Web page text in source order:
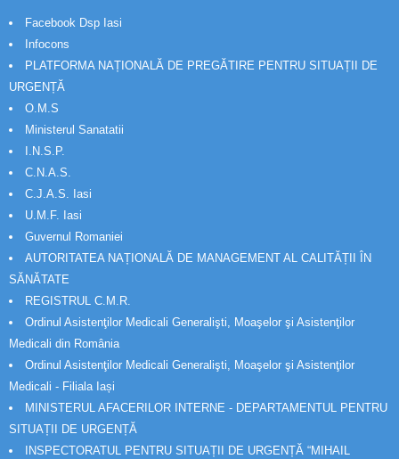
Facebook Dsp Iasi
Infocons
PLATFORMA NAȚIONALĂ DE PREGĂTIRE PENTRU SITUAȚII DE
URGENȚĂ
O.M.S
Ministerul Sanatatii
I.N.S.P.
C.N.A.S.
C.J.A.S. Iasi
U.M.F. Iasi
Guvernul Romaniei
AUTORITATEA NAȚIONALĂ DE MANAGEMENT AL CALITĂȚII ÎN
SĂNĂTATE
REGISTRUL C.M.R.
Ordinul Asistenţilor Medicali Generalişti, Moaşelor şi Asistenţilor
Medicali din România
Ordinul Asistenţilor Medicali Generalişti, Moaşelor şi Asistenţilor
Medicali - Filiala Iași
MINISTERUL AFACERILOR INTERNE - DEPARTAMENTUL PENTRU
SITUAȚII DE URGENȚĂ
INSPECTORATUL PENTRU SITUAȚII DE URGENȚĂ “MIHAIL